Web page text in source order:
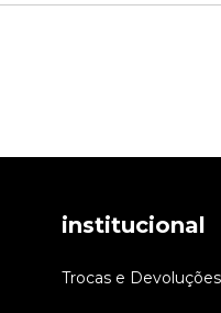
institucional
Trocas e Devoluções